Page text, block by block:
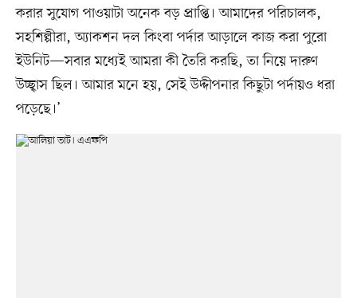
করার সুযোগ পাওয়াটা অনেক বড় প্রাপ্তি। আমাদের পরিচালক,
সহশিল্পীরা, অ্যাকশন দল কিংবা পর্দার আড়ালে কাজ করা পুরো
ইউনিট—সবার মধ্যেই আমরা কী তৈরি করছি, তা নিয়ে দারুণ
উচ্ছ্বাস ছিল। আমার মনে হয়, সেই উদ্দীপনার কিছুটা পর্দায়ও ধরা
পড়েছে।’